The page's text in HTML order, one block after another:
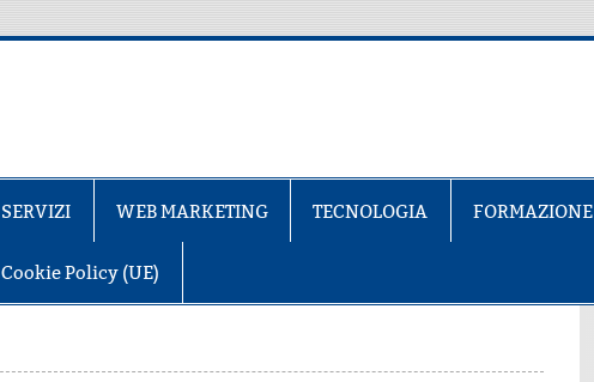
SERVIZI WEB MARKETING TECNOLOGIA FORMAZIONE
Cookie Policy (UE)